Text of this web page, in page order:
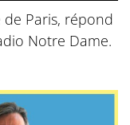
Paris, répond
Notre Dame.